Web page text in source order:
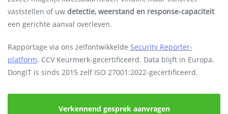
vaststellen of uw detectie, weerstand en response-capaciteit
een gerichte aanval overleven.
Rapportage via ons zelfontwikkelde Security Reporter-
platform. CCV Keurmerk-gecertificeerd. Data blijft in Europa.
DongIT is sinds 2015 zelf ISO 27001:2022-gecertificeerd.
Verkennend gesprek aanvragen